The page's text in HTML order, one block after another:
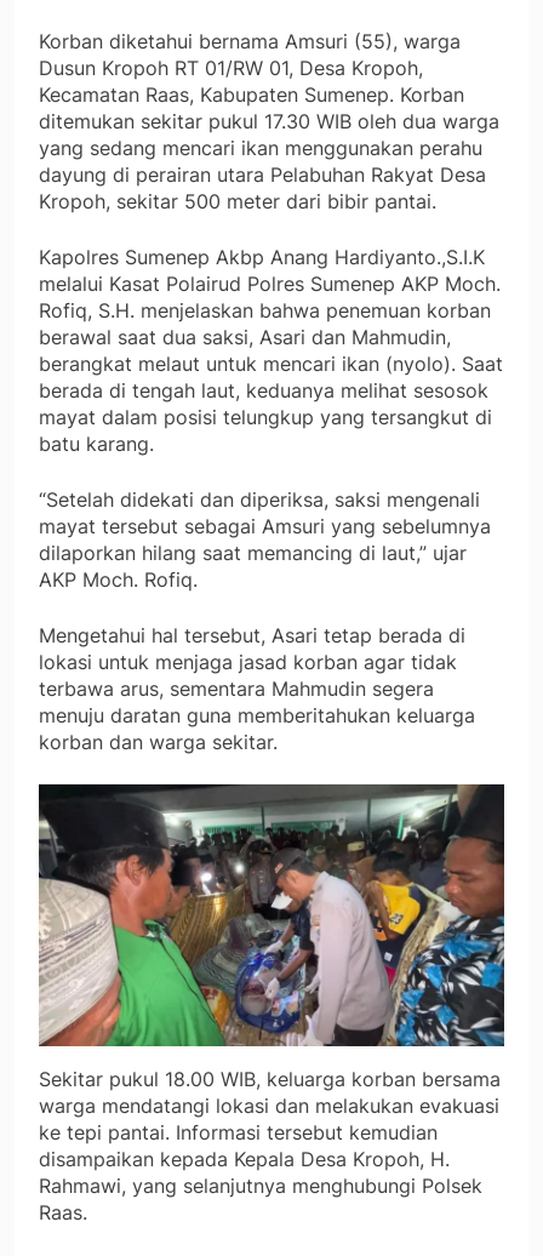
Korban diketahui bernama Amsuri (55), warga
Dusun Kropoh RT 01/RW 01, Desa Kropoh,
Kecamatan Raas, Kabupaten Sumenep. Korban
ditemukan sekitar pukul 17.30 WIB oleh dua warga
yang sedang mencari ikan menggunakan perahu
dayung di perairan utara Pelabuhan Rakyat Desa
Kropoh, sekitar 500 meter dari bibir pantai.
Kapolres Sumenep Akbp Anang Hardiyanto.,S.I.K
melalui Kasat Polairud Polres Sumenep AKP Moch.
Rofiq, S.H. menjelaskan bahwa penemuan korban
berawal saat dua saksi, Asari dan Mahmudin,
berangkat melaut untuk mencari ikan (nyolo). Saat
berada di tengah laut, keduanya melihat sesosok
mayat dalam posisi telungkup yang tersangkut di
batu karang.
“Setelah didekati dan diperiksa, saksi mengenali
mayat tersebut sebagai Amsuri yang sebelumnya
dilaporkan hilang saat memancing di laut,” ujar
AKP Moch. Rofiq.
Mengetahui hal tersebut, Asari tetap berada di
lokasi untuk menjaga jasad korban agar tidak
terbawa arus, sementara Mahmudin segera
menuju daratan guna memberitahukan keluarga
korban dan warga sekitar.
Sekitar pukul 18.00 WIB, keluarga korban bersama
warga mendatangi lokasi dan melakukan evakuasi
ke tepi pantai. Informasi tersebut kemudian
disampaikan kepada Kepala Desa Kropoh, H.
Rahmawi, yang selanjutnya menghubungi Polsek
Raas.